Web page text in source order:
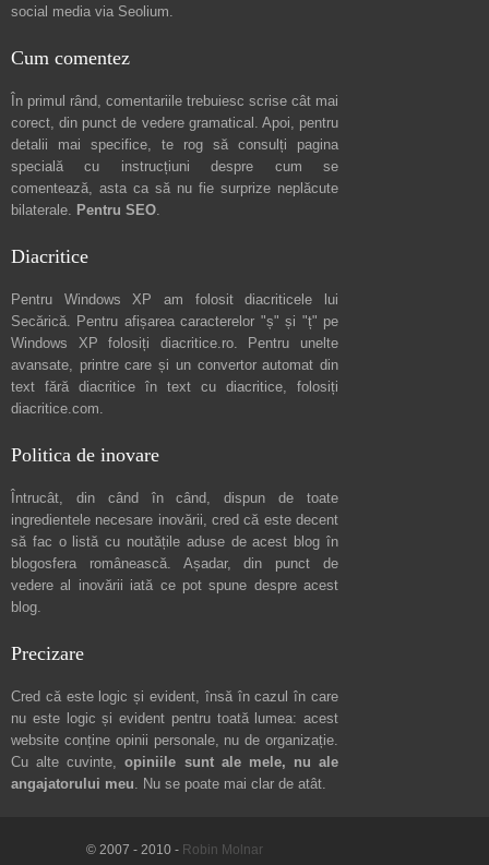
social media via Seolium.
Cum comentez
În primul rând, comentariile trebuiesc scrise cât mai
corect, din punct de vedere gramatical. Apoi, pentru
detalii mai specifice, te rog să consulți pagina
specială cu instrucțiuni despre cum se
comentează, asta ca să nu fie surprize neplăcute
bilaterale. Pentru SEO.
Diacritice
Pentru Windows XP am folosit diacriticele lui
Secărică. Pentru afișarea caracterelor "ș" și "ț" pe
Windows XP folosiți diacritice.ro. Pentru unelte
avansate, printre care și un convertor automat din
text fără diacritice în text cu diacritice, folosiți
diacritice.com.
Politica de inovare
Întrucât, din când în când, dispun de toate
ingredientele necesare inovării, cred că este decent
să fac o listă cu noutățile aduse de acest blog în
blogosfera românească. Așadar, din punct de
vedere al inovării iată ce pot spune despre acest
blog.
Precizare
Cred că este logic și evident, însă în cazul în care
nu este logic și evident pentru toată lumea: acest
website conține opinii personale, nu de organizație.
Cu alte cuvinte,opiniile sunt ale mele, nu ale
angajatorului meu. Nu se poate mai clar de atât.
© 2007 - 2010 - Robin Molnar